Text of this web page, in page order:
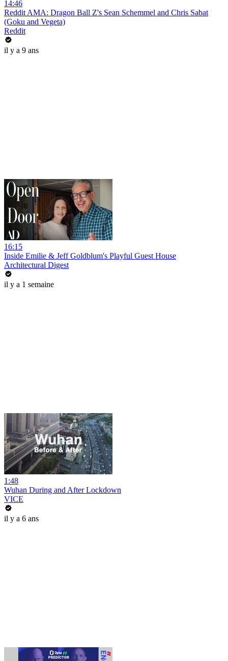
14:46
Reddit AMA: Dragon Ball Z's Sean Schemmel and Chris Sabat
(Goku and Vegeta)
Reddit
il y a 9 ans
16:15
Inside Emilie & Jeff Goldblum's Playful Guest House
Architectural Digest
il y a 1 semaine
1:48
Wuhan During and After Lockdown
VICE
il y a 6 ans